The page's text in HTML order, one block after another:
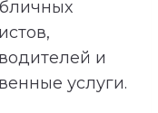
и
услуги.